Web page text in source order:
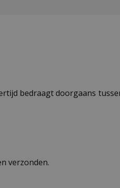
bedraagt doorgaans
verzonden.